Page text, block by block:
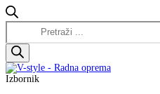
Products
Izbornik